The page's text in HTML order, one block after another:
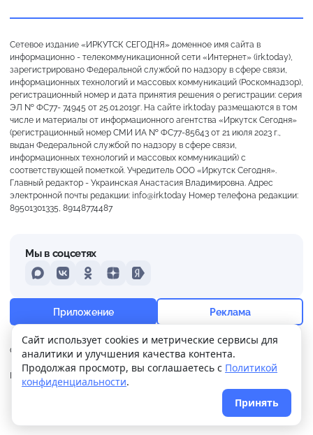
+23° Преимущественно ясно
Ощущается как +23
13 м/с 754 мм 75%
Сетевое издание «ИРКУТСК СЕГОДНЯ» доменное имя сайта в
информационно - телекоммуникационной сети «Интернет» (irk.today),
зарегистрировано Федеральной службой по надзору в сфере связи,
информационных технологий и массовых коммуникаций (Роскомнадзор),
регистрационный номер и дата принятия решения о регистрации: серия
ЭЛ № ФС77- 74945 от 25.01.2019г. На сайте irk.today размещаются в том
числе и материалы от информационного агентства «Иркутск Сегодня»
(регистрационный номер СМИ ИА № ФС77-85643 от 21 июля 2023 г.,
выдан Федеральной службой по надзору в сфере связи,
информационных технологий и массовых коммуникаций) с
соответствующей пометкой. Учредитель ООО «Иркутск Сегодня».
Главный редактор - Украинская Анастасия Владимировна. Адрес
электронной почты редакции: info@irk.today Номер телефона редакции:
89501301335, 89148774487
О нас Контакты Прислать новость
Реклама
Политика
конфиденциальности
Мы в соцсетях
MAXVKontakteOdnoklassniki
DzenYandex
Приложение Реклама
. Поддержка сайтаWPSUPPORT
Сайт использует cookies и метрические сервисы для
аналитики и улучшения качества контента.
Продолжая просмотр, вы соглашаетесь с Политикой
конфиденциальности.
Принять